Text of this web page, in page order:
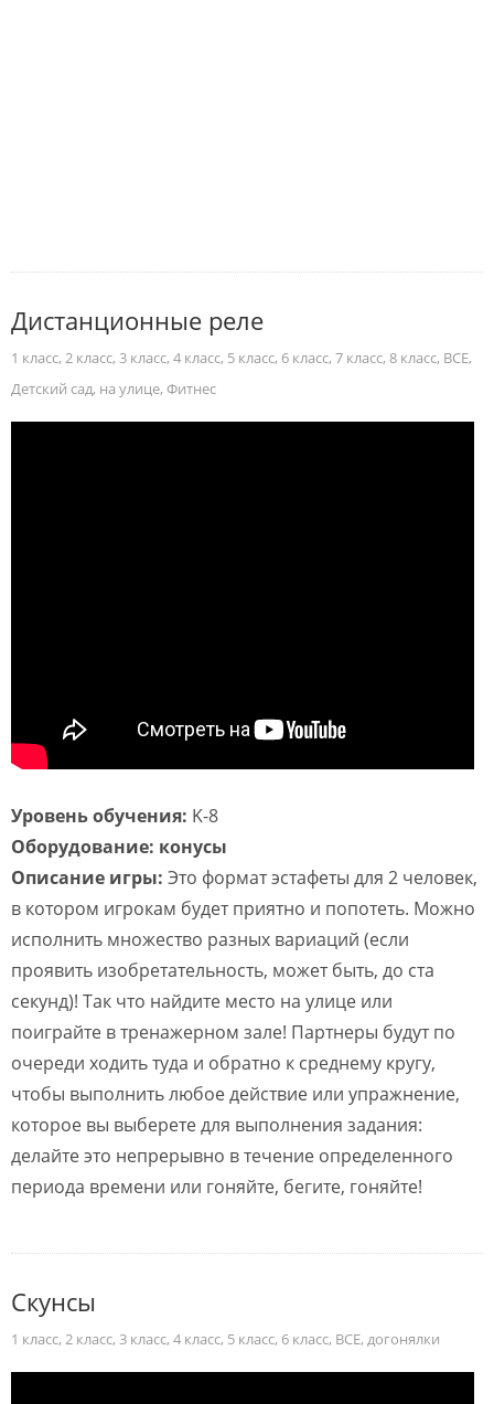
Дистанционные реле
1 класс, 2 класс, 3 класс, 4 класс, 5 класс, 6 класс, 7 класс, 8 класс, ВСЕ,
Детский сад, на улице, Фитнес
Уровень обучения: K-8
Оборудование: конусы
Описание игры: Это формат эстафеты для 2 человек,
в котором игрокам будет приятно и попотеть. Можно
исполнить множество разных вариаций (если
проявить изобретательность, может быть, до ста
секунд)! Так что найдите место на улице или
поиграйте в тренажерном зале! Партнеры будут по
очереди ходить туда и обратно к среднему кругу,
чтобы выполнить любое действие или упражнение,
которое вы выберете для выполнения задания:
делайте это непрерывно в течение определенного
периода времени или гоняйте, бегите, гоняйте!
Скунсы
1 класс, 2 класс, 3 класс, 4 класс, 5 класс, 6 класс, ВСЕ, догонялки